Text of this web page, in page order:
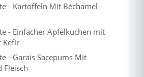
- Kartoffeln Mit Béchamel-
- Einfacher Apfelkuchen mit
Kefir
- Garais Sacepums Mit
Fleisch